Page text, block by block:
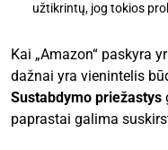
užtikrintų, jog tokios
Kai „Amazon“ paskyra
dažnai yra vienintelis
Sustabdymo priežastys
paprastai galima